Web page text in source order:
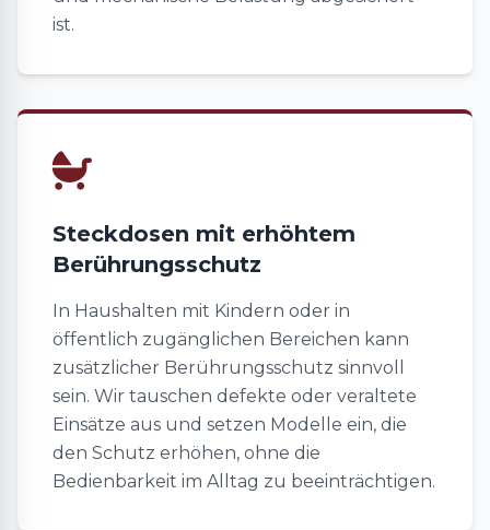
ist.
Steckdosen mit erhöhtem
Berührungsschutz
In Haushalten mit Kindern oder in
öffentlich zugänglichen Bereichen kann
zusätzlicher Berührungsschutz sinnvoll
sein. Wir tauschen defekte oder veraltete
Einsätze aus und setzen Modelle ein, die
den Schutz erhöhen, ohne die
Bedienbarkeit im Alltag zu beeinträchtigen.